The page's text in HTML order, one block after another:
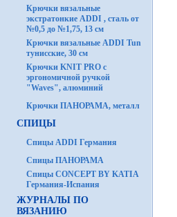
Крючки вязальные
экстратонкие ADDI , сталь от
№0,5 до №1,75, 13 см
Крючки вязальные ADDI Tun
тунисские, 30 см
Крючки KNIT PRO с
эргономичной ручкой
"Waves", алюминий
Крючки ПАНОРАМА, металл
СПИЦЫ
Спицы ADDI Германия
Спицы ПАНОРАМА
Спицы CONCEPT BY KATIA
Германия-Испания
ЖУРНАЛЫ ПО
ВЯЗАНИЮ